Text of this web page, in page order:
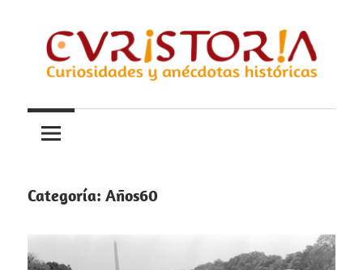
contenido
Curistoria
y
anécdotas
historia
Categoría: Años60